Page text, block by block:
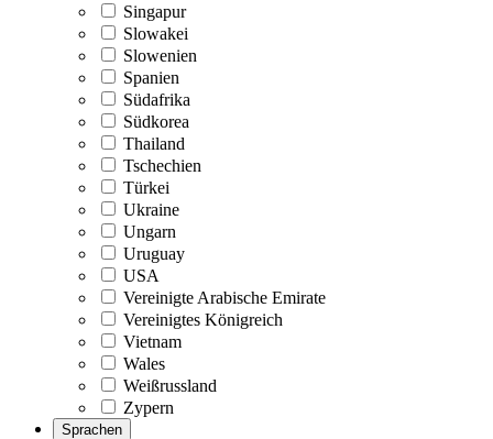
Singapur
Slowakei
Slowenien
Spanien
Südafrika
Südkorea
Thailand
Tschechien
Türkei
Ukraine
Ungarn
Uruguay
USA
Vereinigte Arabische Emirate
Vereinigtes Königreich
Vietnam
Wales
Weißrussland
Zypern
Sprachen